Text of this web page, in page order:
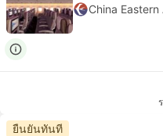
China Eastern
ยืนยันทันที